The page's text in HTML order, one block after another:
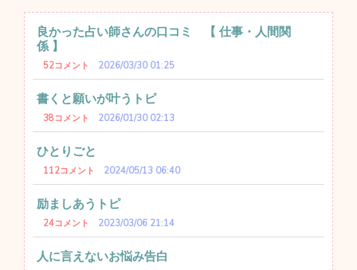
良かった占い師さんの口コミ 【 仕事・人間関
係 】
52コメント 2026/03/30 01:25
書くと願いが叶うトピ
38コメント 2026/01/30 02:13
ひとりごと
112コメント 2024/05/13 06:40
励ましあうトピ
24コメント 2023/03/06 21:14
人に言えないお悩み告白